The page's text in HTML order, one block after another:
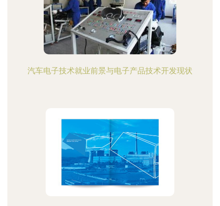
汽车电子技术就业前景与电子产品技术开发现状